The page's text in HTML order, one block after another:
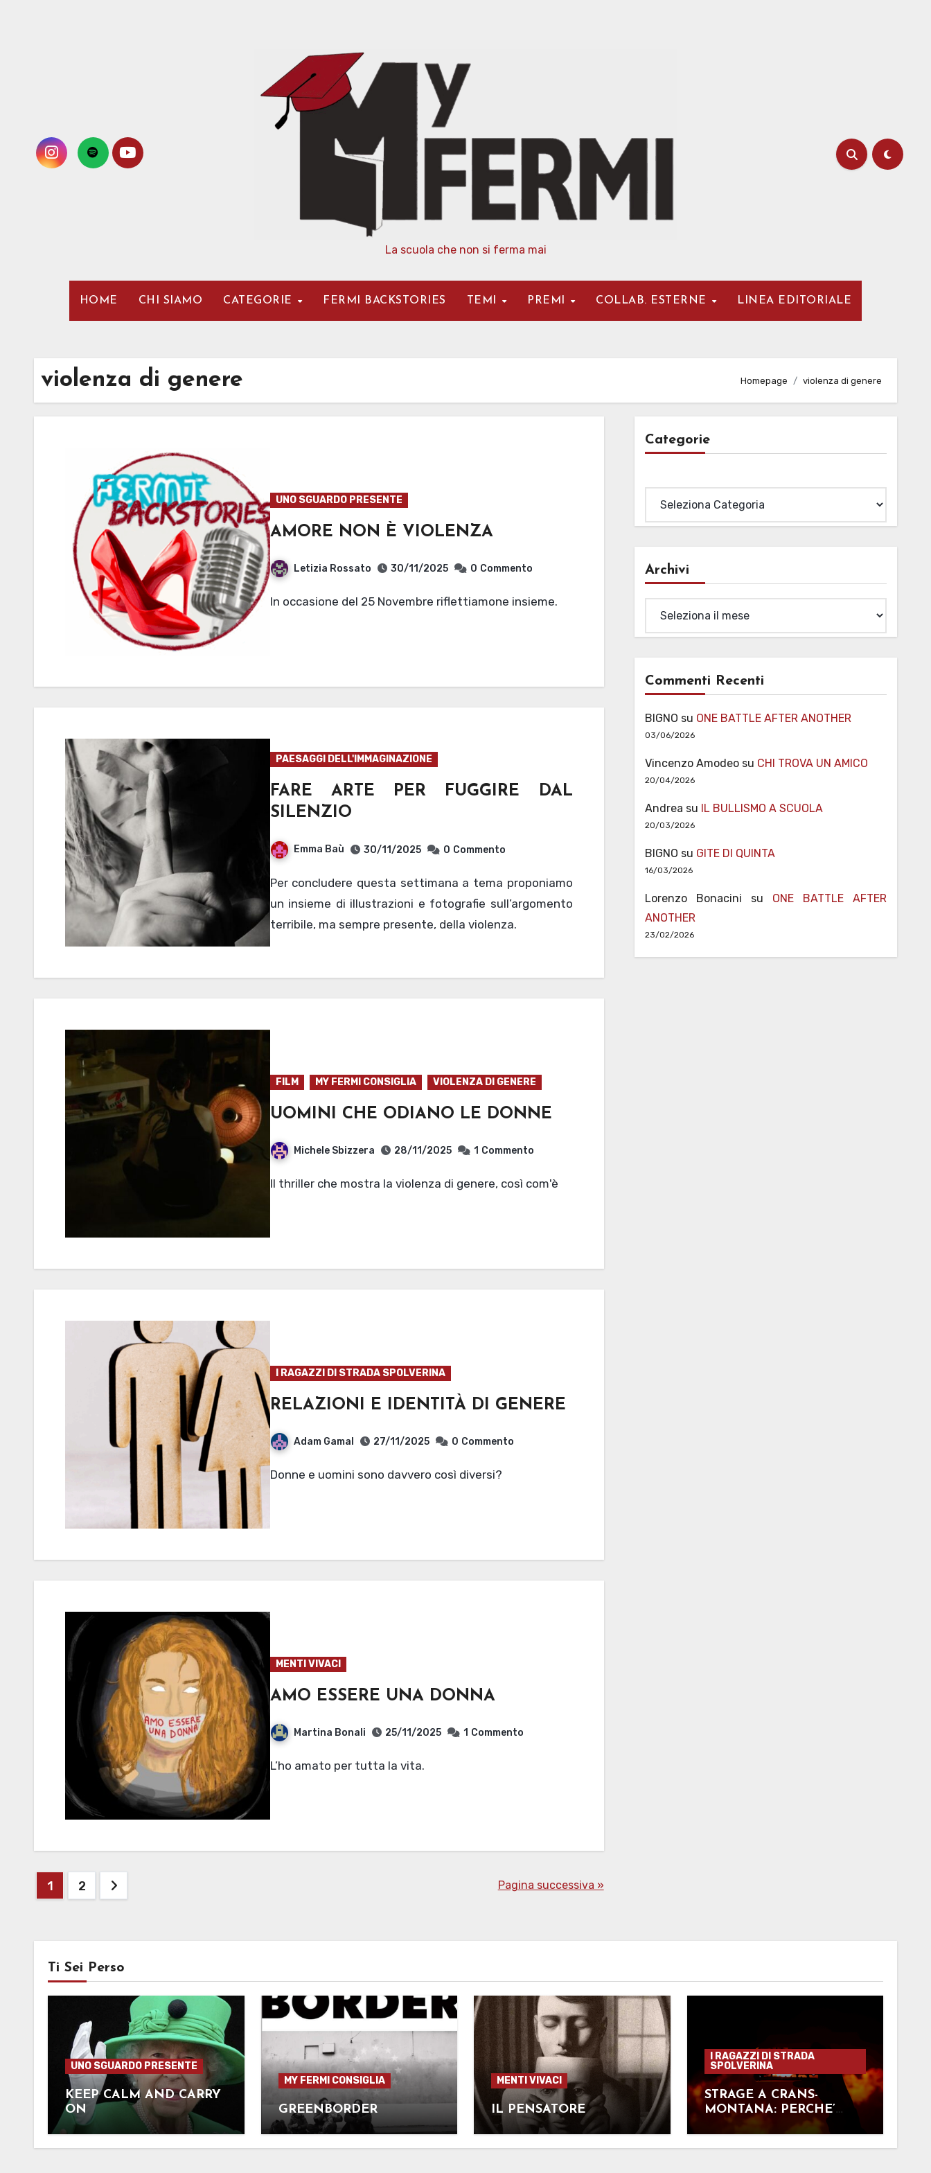
La scuola che non si ferma mai
HOME CHI SIAMO CATEGORIE FERMI BACKSTORIES TEMI PREMI COLLAB. ESTERNE LINEA EDITORIALE
violenza di genere Homepage violenza di genere
UNO SGUARDO PRESENTE
AMORE NON È VIOLENZA
Letizia Rossato 30/11/2025 0 Commento
In occasione del 25 Novembre riflettiamone insieme.
PAESAGGI DELL'IMMAGINAZIONE
FARE ARTE PER FUGGIRE DAL
SILENZIO
Emma Baù 30/11/2025 0 Commento
Per concludere questa settimana a tema proponiamo
un insieme di illustrazioni e fotografie sull’argomento
terribile, ma sempre presente, della violenza.
FILM MY FERMI CONSIGLIA VIOLENZA DI GENERE
UOMINI CHE ODIANO LE DONNE
Michele Sbizzera 28/11/2025 1 Commento
Il thriller che mostra la violenza di genere, così com'è
I RAGAZZI DI STRADA SPOLVERINA
RELAZIONI E IDENTITÀ DI GENERE
Adam Gamal 27/11/2025 0 Commento
Donne e uomini sono davvero così diversi?
MENTI VIVACI
AMO ESSERE UNA DONNA
Martina Bonali 25/11/2025 1 Commento
L’ho amato per tutta la vita.
Paginazione
1 2 Pagina successiva »
Categorie
Archivi
Commenti Recenti
BIGNO su ONE BATTLE AFTER ANOTHER
03/06/2026
Vincenzo Amodeosu CHI TROVA UN AMICO
20/04/2026
Andrea su IL BULLISMO A SCUOLA
20/03/2026
BIGNO su GITE DI QUINTA
16/03/2026
Lorenzo Bonacini su ONE BATTLE AFTER
ANOTHER
23/02/2026
Ti Sei Perso
UNO SGUARDO PRESENTE
KEEP CALM AND CARRY
ON
MY FERMI CONSIGLIA
GREENBORDER
MENTI VIVACI
IL PENSATORE
I RAGAZZI DI STRADA
SPOLVERINA
STRAGE A CRANS-
MONTANA: PERCHE’
NESSUNO SCAPPAVA?